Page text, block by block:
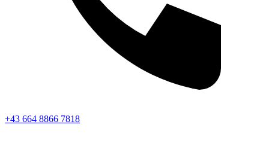
+43 664 8866 7818